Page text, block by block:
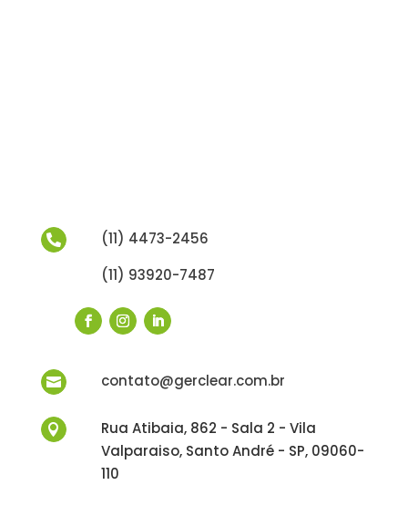

(11) 4473-2456
(11) 93920-7487
 contato@gerclear.com.br

Rua Atibaia, 862 - Sala 2 - Vila
Valparaiso, Santo André - SP, 09060-
110